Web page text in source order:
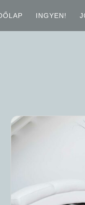
INGYEN!